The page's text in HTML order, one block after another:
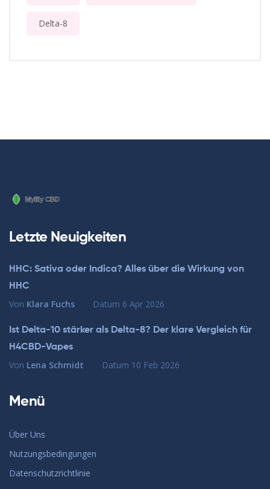
Delta-8
Letzte Neuigkeiten
HHC: Sativa oder Indica? Alles über die Wirkung von
HHC
Von Klara Fuchs Datum 6 Apr 2026
Ist Delta-10 stärker als Delta-8? Der klare Vergleich für
H4CBD-Vapes
Von Lena Schmidt Datum 10 Feb 2026
Menü
Über Uns
Nutzungsbedingungen
Datenschutzrichtlinie